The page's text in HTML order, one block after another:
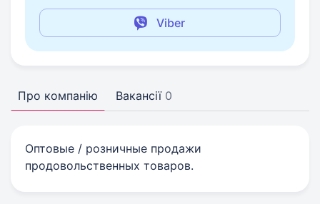
Viber
Про компанію Вакансії 0
Оптовые / розничные продажи
продовольственных товаров.